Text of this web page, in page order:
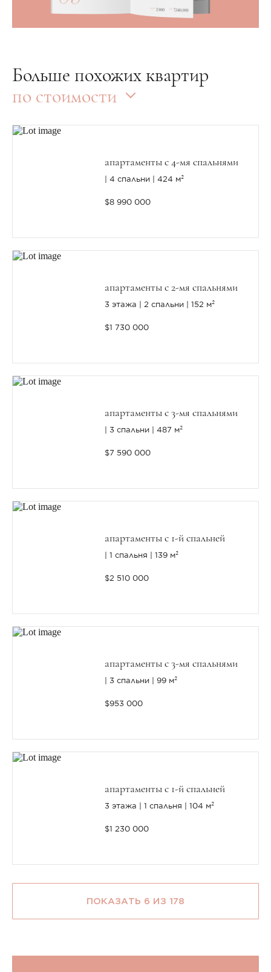
Больше похожих квартир
по стоимости
апартаменты с 4-мя спальнями
4 спальни 424 м²
$8 990 000
апартаменты с 2-мя спальнями
3 этажа 2 спальни 152 м²
$1 730 000
апартаменты с 3-мя спальнями
3 спальни 487 м²
$7 590 000
апартаменты с 1-й спальней
1 спальня 139 м²
$2 510 000
апартаменты с 3-мя спальнями
3 спальни 99 м²
$953 000
апартаменты с 1-й спальней
3 этажа 1 спальня 104 м²
$1 230 000
ПОКАЗАТЬ 6 ИЗ 178